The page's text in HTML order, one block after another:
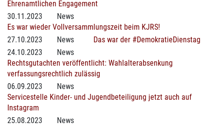
Ehrenamtlichen Engagement
30.11.2023
News
Es war wieder Vollversammlungszeit beim KJRS!
27.10.2023
News
Das war der #DemokratieDienstag
24.10.2023
News
Rechtsgutachten veröffentlicht: Wahlalterabsenkung
verfassungsrechtlich zulässig
06.09.2023
News
Servicestelle Kinder- und Jugendbeteiligung jetzt auch auf
Instagram
25.08.2023
News